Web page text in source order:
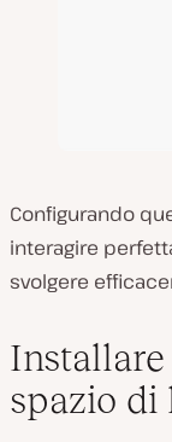
Configurando
interagire
svolgere
spazio di